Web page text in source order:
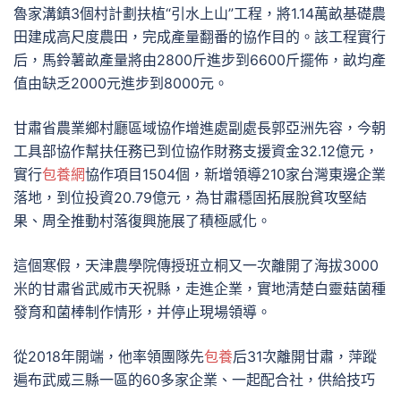
魯家溝鎮3個村計劃扶植“引水上山”工程，將1.14萬畝基礎農
田建成高尺度農田，完成產量翻番的協作目的。該工程實行
后，馬鈴薯畝產量將由2800斤進步到6600斤擺佈，畝均產
值由缺乏2000元進步到8000元。
甘肅省農業鄉村廳區域協作增進處副處長郭亞洲先容，今朝
工具部協作幫扶任務已到位協作財務支援資金32.12億元，
實行包養網協作項目1504個，新增領導210家台灣東邊企業
落地，到位投資20.79億元，為甘肅穩固拓展脫貧攻堅結
果、周全推動村落復興施展了積極感化。
這個寒假，天津農學院傳授班立桐又一次離開了海拔3000
米的甘肅省武威市天祝縣，走進企業，實地清楚白靈菇菌種
發育和菌棒制作情形，并停止現場領導。
從2018年開端，他率領團隊先包養后31次離開甘肅，萍蹤
遍布武威三縣一區的60多家企業、一起配合社，供給技巧